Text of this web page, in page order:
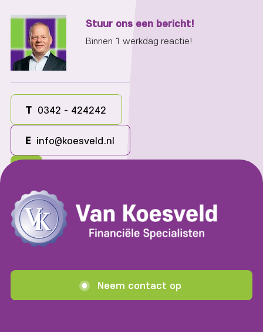
Stuur ons een bericht!
Binnen 1 werkdag reactie!
T 0342 - 424242
E info@koesveld.nl
Neem contact op